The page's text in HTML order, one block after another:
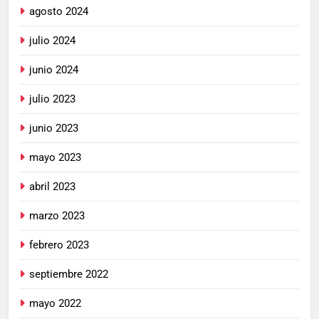
agosto 2024
julio 2024
junio 2024
julio 2023
junio 2023
mayo 2023
abril 2023
marzo 2023
febrero 2023
septiembre 2022
mayo 2022